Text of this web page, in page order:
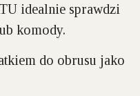
idealnie sprawdzi
komody.
do obrusu jako